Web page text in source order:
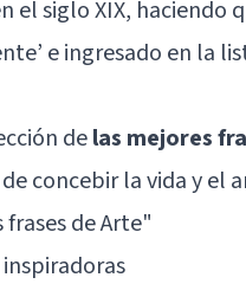
el siglo XIX, haciendo
e ingresado en la
delas mejores
concebir la vida y el
frases de Arte"